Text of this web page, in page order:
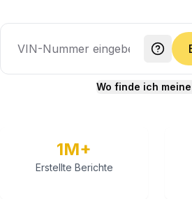
Wo finde ich meine
1M+
Erstellte Berichte